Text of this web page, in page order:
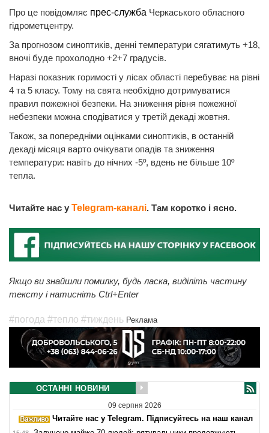
Про це повідомляє прес-служба Черкаського обласного
гідрометцентру.
За прогнозом синоптиків, денні температури сягатимуть +18,
вночі буде прохолодно +2+7 градусів.
Наразі показник горимості у лісах області перебуває на рівні
4 та 5 класу. Тому на свята необхідно дотримуватися
правил пожежної безпеки. На зниження рівня пожежної
небезпеки можна сподіватися у третій декаді жовтня.
Також, за попередніми оцінками синоптиків, в останній
декаді місяця варто очікувати опадів та зниження
температури: навіть до нічних -5º, вдень не більше 10º
тепла.
Читайте нас у Telegram-каналі. Там коротко і ясно.
Якщо ви знайшли помилку, будь ласка, виділіть частину
тексту і натисніть Ctrl+Enter
#погода #тепло #тиждень Реклама
ОСТАННІ НОВИНИ
09 серпня 2026
Читайте нас у Telegram. Підписуйтесь на наш канал